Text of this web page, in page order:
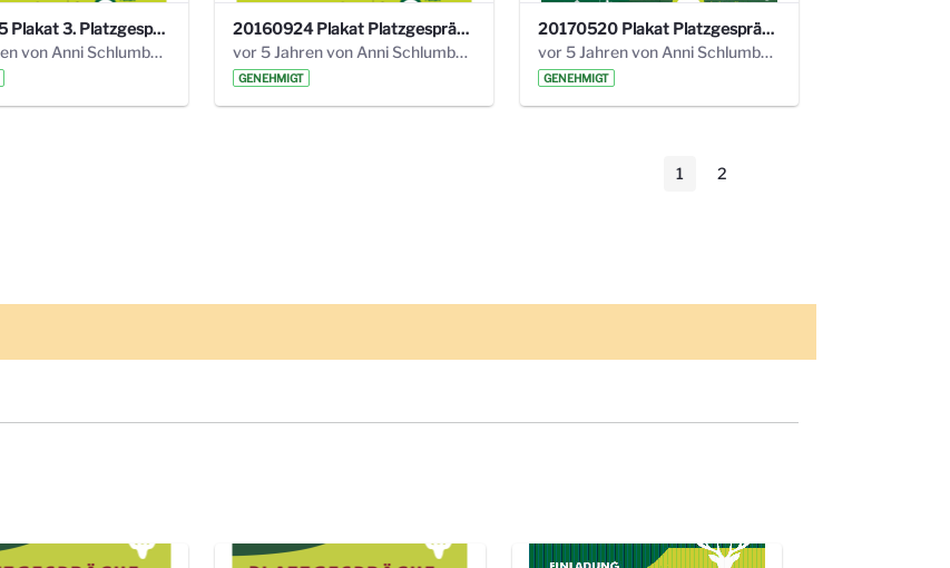
20160625 Plakat 3. Platzgespräch.pdf
vor 5 Jahren von Anni Schlumberger
20160924 Plakat Platzgespräch.pdf
vor 5 Jahren von Anni Schlumberger
GENEHMIGT
20170520 Plakat Platzgespräch.pdf
vor 5 Jahren von Anni Schlumberger
GENEHMIGT
Seite
1 Seite
2